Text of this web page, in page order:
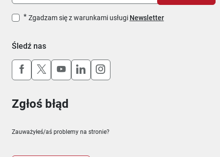
Zgadzam się z warunkami usługi Newsletter
Śledź nas
Uwaga, link otworzy się w nowym oknie
Uwaga, link otworzy się w nowym oknie
Uwaga, link otworzy się w nowym
Uwaga, link otworzy się w
Uwaga, link otworzy się w
Zgłoś błąd
Zauważyłeś/aś problemy na stronie?